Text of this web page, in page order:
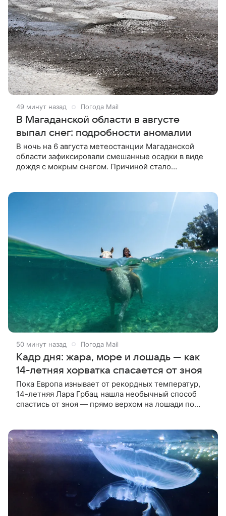
49 минут назад Погода Mail
В Магаданской области в августе
выпал снег: подробности аномалии
В ночь на 6 августа метеостанции Магаданской
области зафиксировали смешанные осадки в виде
дождя с мокрым снегом. Причиной стало
50 минут назад Погода Mail
Кадр дня: жара, море и лошадь — как
14-летняя хорватка спасается от зноя
Пока Европа изнывает от рекордных температур,
14-летняя Лара Грбац нашла необычный способ
спастись от зноя — прямо верхом на лошади по